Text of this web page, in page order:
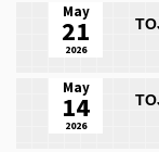
May
21
2026
May
14
2026